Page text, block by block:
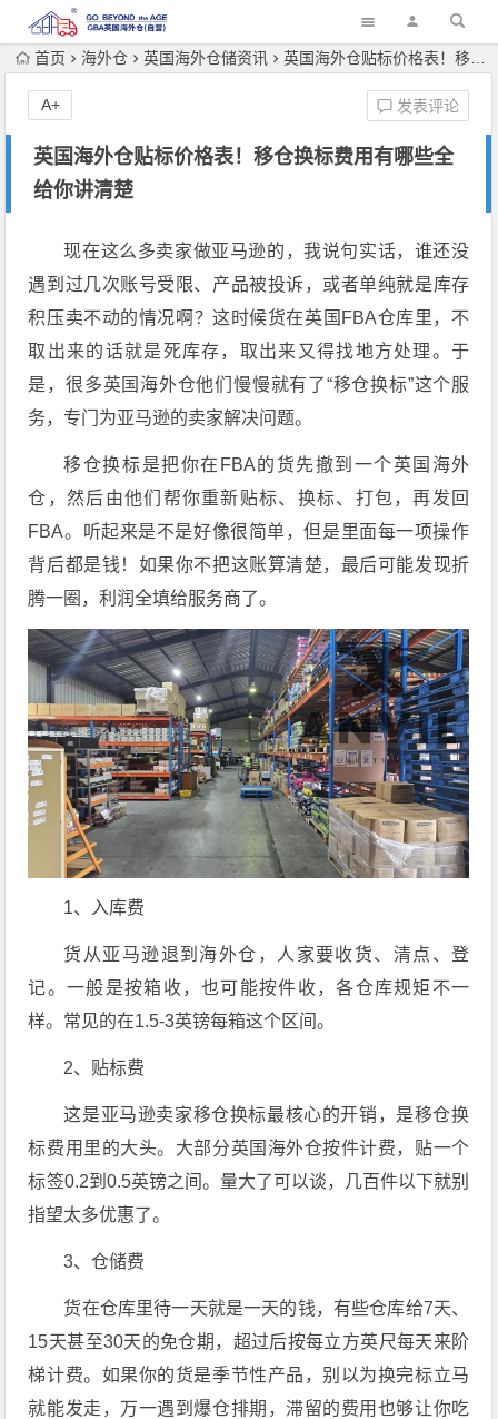
首页 海外仓 英国海外仓储资讯 英国海外仓贴标价格表！移仓换标费用有哪些全给你讲清楚
英国海外仓贴标价格表！移仓换标费用有哪些全
给你讲清楚
发表评论
A+
现在这么多卖家做亚马逊的，我说句实话，谁还没
遇到过几次账号受限、产品被投诉，或者单纯就是库存
积压卖不动的情况啊？这时候货在英国FBA仓库里，不
取出来的话就是死库存，取出来又得找地方处理。于
是，很多英国海外仓他们慢慢就有了“移仓换标”这个服
务，专门为亚马逊的卖家解决问题。
移仓换标是把你在FBA的货先撤到一个英国海外
仓 ，然后由他们帮你重新贴标、换标、打包，再发回
FBA。听起来是不是好像很简单，但是里面每一项操作
背后都是钱！如果你不把这账算清楚，最后可能发现折
腾一圈，利润全填给服务商了。
1、入库费
货从亚马逊退到海外仓，人家要收货、清点、登
记。一般是按箱收，也可能按件收，各仓库规矩不一
样。常见的在1.5-3英镑每箱这个区间。
2、贴标费
这是亚马逊卖家移仓换标最核心的开销，是移仓换
标费用 里的大头。大部分英国海外仓按件计费，贴一个
标签0.2到0.5英镑之间。量大了可以谈，几百件以下就别
指望太多优惠了。
3、仓储费
货在仓库里待一天就是一天的钱，有些仓库给7天、
15天甚至30天的免仓期，超过后按每立方英尺每天来阶
梯计费。如果你的货是季节性产品，别以为换完标立马
就能发走，万一遇到爆仓排期，滞留的费用也够让你吃